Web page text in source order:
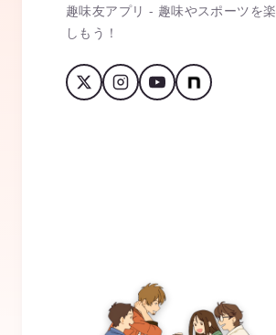
趣味友アプリ - 趣味やスポーツを楽
しもう！